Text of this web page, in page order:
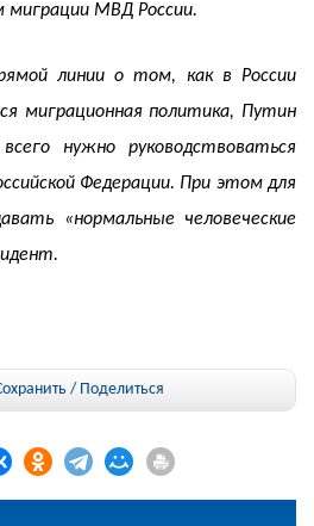
миграции МВД России.
линии о том, как в России
миграционная политика, Путин
нужно руководствоваться
Федерации. При этом для
«нормальные человеческие
/ Поделиться